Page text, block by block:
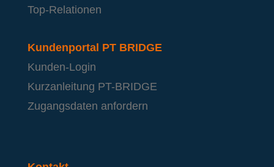
Top-Relationen
Kundenportal PT BRIDGE
Kunden-Login
Kurzanleitung PT-BRIDGE
Zugangsdaten anfordern